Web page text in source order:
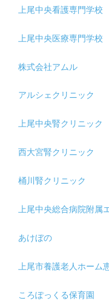
上尾中央看護専門学校
上尾中央医療専門学校
株式会社アムル
アルシェクリニック
上尾中央腎クリニック
西大宮腎クリニック
桶川腎クリニック
上尾中央総合病院附属
あけぼの
上尾市養護老人ホーム
ころぽっくる保育園